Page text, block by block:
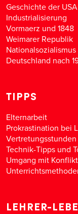
Geschichte der USA
Industrialisierung
Vormaerz und 1848
Weimarer Republik
Nationalsozialismus
Deutschland nach
TIPPS
Elternarbeit
Prokrastination bei
Vertretungsstunden
Technik-Tipps und
Umgang mit
LEHRER-